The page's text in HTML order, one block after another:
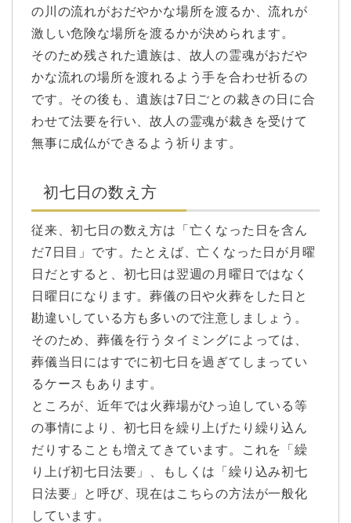
の川の流れがおだやかな場所を渡るか、流れが
激しい危険な場所を渡るかが決められます。
そのため残された遺族は、故人の霊魂がおだや
かな流れの場所を渡れるよう手を合わせ祈るの
です。その後も、遺族は7日ごとの裁きの日に合
わせて法要を行い、故人の霊魂が裁きを受けて
無事に成仏ができるよう祈ります。
初七日の数え方
従来、初七日の数え方は「亡くなった日を含ん
だ7日目」です。たとえば、亡くなった日が月曜
日だとすると、初七日は翌週の月曜日ではなく
日曜日になります。葬儀の日や火葬をした日と
勘違いしている方も多いので注意しましょう。
そのため、葬儀を行うタイミングによっては、
葬儀当日にはすでに初七日を過ぎてしまってい
るケースもあります。
ところが、近年では火葬場がひっ迫している等
の事情により、初七日を繰り上げたり繰り込ん
だりすることも増えてきています。これを「繰
り上げ初七日法要」、もしくは「繰り込み初七
日法要」と呼び、現在はこちらの方法が一般化
しています。